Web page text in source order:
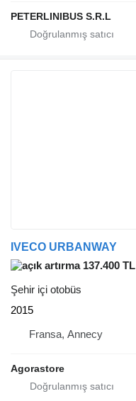
PETERLINIBUS S.R.L
IVECO URBANWAY
137.400 TL
Şehir içi otobüs
2015
Fransa, Annecy
Agorastore